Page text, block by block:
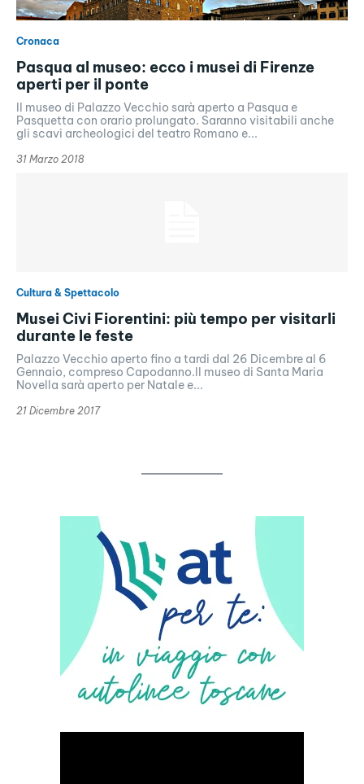
Cronaca
Pasqua al museo: ecco i musei di Firenze
aperti per il ponte
Il museo di Palazzo Vecchio sarà aperto a Pasqua e
Pasquetta con orario prolungato. Saranno visitabili anche
gli scavi archeologici del teatro Romano e...
31 Marzo 2018
Cultura & Spettacolo
Musei Civi Fiorentini: più tempo per visitarli
durante le feste
Palazzo Vecchio aperto fino a tardi dal 26 Dicembre al 6
Gennaio, compreso Capodanno.Il museo di Santa Maria
Novella sarà aperto per Natale e...
21 Dicembre 2017